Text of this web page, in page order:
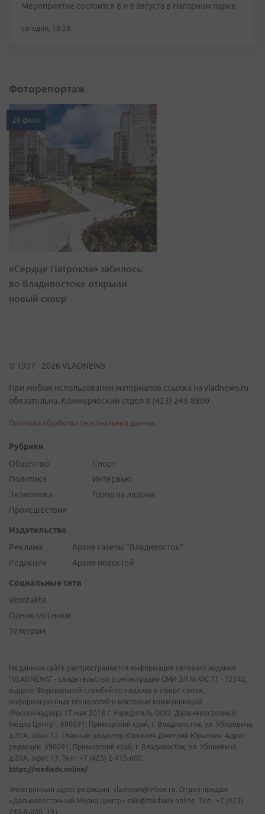
Мероприятие состоится 8 и 9 августа в Нагорном парке
сегодня, 18:28
Фоторепортаж
20 фото
«Сердце Патрокла» забилось:
во Владивостоке открыли
новый сквер
© 1997 - 2026 VLADNEWS
При любом использовании материалов ссылка на vladnews.ru
обязательна. Коммерческий отдел 8 (423) 249-8800
Политика обработки персональных данных
Рубрики
Общество
Политика
Экономика
Происшествия
Спорт
Интервью
Город на ладони
Издательство
Реклама
Редакция
Архив газеты "Владивосток"
Архив новостей
Социальные сети
vkontakte
Одноклассники
Телеграм
На данном сайте распространяется информация сетевого издания
"VLADNEWS" - свидетельство о регистрации СМИ ЭЛ № ФС 77 - 72742,
выдано Федеральной службой по надзору в сфере связи,
информационных технологий и массовых коммуникаций
(Роскомнадзор) 17 мая 2018 г. Учредитель ООО "Дальневосточный
Медиа Центр". 690091, Приморский край, г. Владивосток, ул. Уборевича,
д.20А, офис 13. Главный редактор Юркевич Дмитрий Юрьевич. Адрес
редакции: 690091, Приморский край, г. Владивосток, ул. Уборевича,
д.20А, офис 13. Тел.: +7 (423) 2-415-600.
https://mediadv.online/
Электронный адрес редакции: vladnews@inbox.ru. Отдел продаж
«Дальневосточный Медиа Центр» sale@mediadv.online. Тел.: +7 (423)
249-8-800. 18+